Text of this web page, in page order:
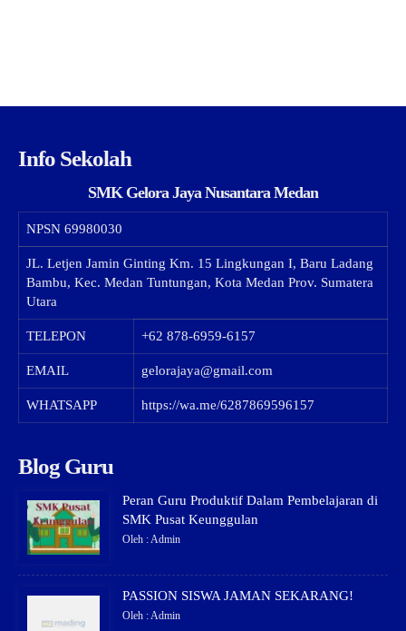
Info Sekolah
SMK Gelora Jaya Nusantara Medan
NPSN 69980030
JL. Letjen Jamin Ginting Km. 15 Lingkungan I, Baru Ladang
Bambu, Kec. Medan Tuntungan, Kota Medan Prov. Sumatera
Utara
TELEPON +62 878-6959-6157
EMAIL gelorajaya@gmail.com
WHATSAPP https://wa.me/6287869596157
Blog Guru
Peran Guru Produktif Dalam Pembelajaran di
SMK Pusat Keunggulan
Oleh : Admin
PASSION SISWA JAMAN SEKARANG!
Oleh : Admin